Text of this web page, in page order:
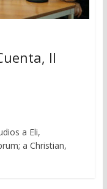
II
a Eli,
a Christian,